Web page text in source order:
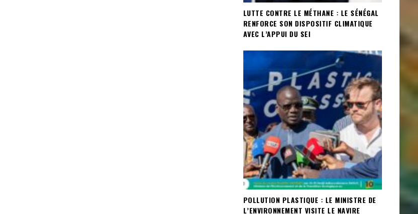
LUTTE CONTRE LE MÉTHANE : LE SÉNÉGAL
RENFORCE SON DISPOSITIF CLIMATIQUE
AVEC L’APPUI DU SEI
POLLUTION PLASTIQUE : LE MINISTRE DE
L’ENVIRONNEMENT VISITE LE NAVIRE